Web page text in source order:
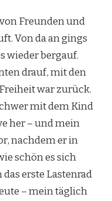
Freunden und
Von da an gings
wieder bergauf.
drauf, mit den
war zurück.
mit dem Kind
her – und mein
nachdem er in
schön es sich
erste Lastenrad
– mein täglich